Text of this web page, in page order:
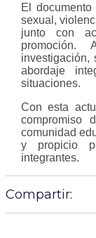
El
sexual,
junto con
promoción.
investigación,
abordaje
situaciones.
Con esta
compromiso
comunidad
y propicio
integrantes.
Compartir: